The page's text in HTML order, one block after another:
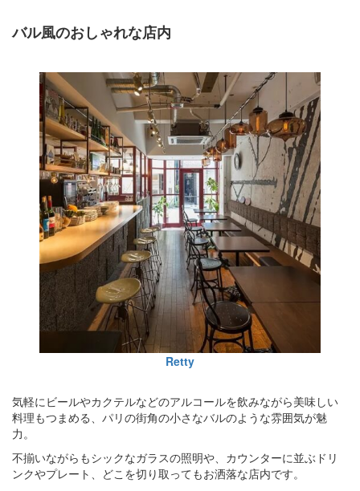
バル風のおしゃれな店内
Retty
気軽にビールやカクテルなどのアルコールを飲みながら美味しい
料理もつまめる、パリの街角の小さなバルのような雰囲気が魅
力。
不揃いながらもシックなガラスの照明や、カウンターに並ぶドリ
ンクやプレート、どこを切り取ってもお洒落な店内です。